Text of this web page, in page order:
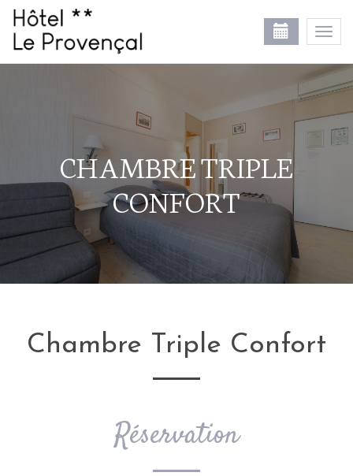
CHAMBRE TRIPLE
CONFORT
Chambre Triple Confort
Réservation